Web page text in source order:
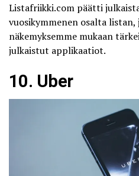
Listafriikki.com päätti
vuosikymmenen osalta
näkemyksemme mukaan
julkaistut applikaatiot.
10. Uber